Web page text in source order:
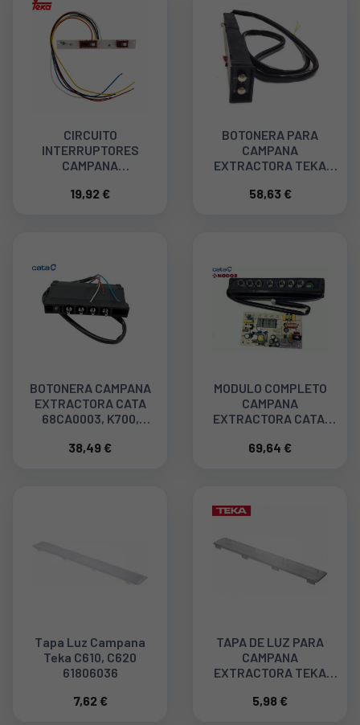
CIRCUITO
INTERRUPTORES
CAMPANA
C601 60904909
19,92 €
BOTONERA PARA
CAMPANA
EXTRACTORA TEKA
58,63 €
BOTONERA CAMPANA
EXTRACTORA CATA
68CA0003, K700,
38,49 €
MODULO COMPLETO
CAMPANA
EXTRACTORA CATA,
15100038
69,64 €
Tapa Luz Campana
Teka C610, C620
61806036
7,62 €
TAPA DE LUZ PARA
CAMPANA
EXTRACTORA TEKA
5,98 €